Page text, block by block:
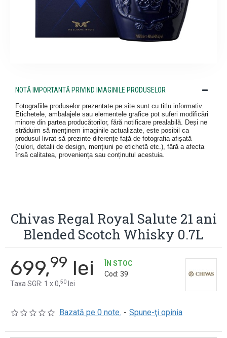
NOTĂ IMPORTANTĂ PRIVIND IMAGINILE PRODUSELOR
Fotografiile produselor prezentate pe site sunt cu titlu informativ.
Etichetele, ambalajele sau elementele grafice pot suferi modificări
minore din partea producătorilor, fără notificare prealabilă. Deși ne
străduim să menținem imaginile actualizate, este posibil ca
produsul livrat să prezinte diferențe față de fotografia afișată
(culori, detalii de design, mențiuni pe etichetă etc.), fără a afecta
însă calitatea, proveniența sau conținutul acestuia.
Chivas Regal Royal Salute 21 ani
Blended Scotch Whisky 0.7L
Bazată pe 0 note. - Spune-ţi opinia
699,99 lei
Taxa SGR: 1 x 0,50 lei
ÎN STOC
Cod: 39